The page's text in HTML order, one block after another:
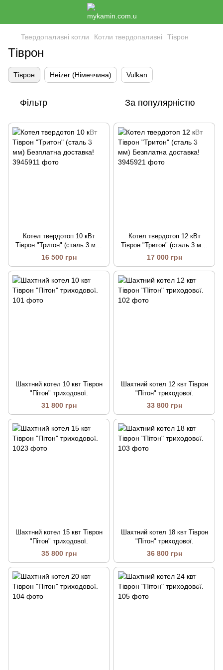
Твердопаливні котли Котли твердопаливні Тіврон
Тіврон
Тіврон Heizer (Німеччина) Vulkan
Фільтр За популярністю
Котел твердотоп 10 кВт
Тіврон "Тритон" (сталь 3 мм)
Безплатна доставка!
16 500 грн
Котел твердотоп 12 кВт
Тіврон "Тритон" (сталь 3 мм)
Безплатна доставка!
17 000 грн
Шахтний котел 10 квт Тіврон
"Пітон" триходової.
31 800 грн
Шахтний котел 12 квт Тіврон
"Пітон" триходової.
33 800 грн
Шахтний котел 15 квт Тіврон
"Пітон" триходової.
35 800 грн
Шахтний котел 18 квт Тіврон
"Пітон" триходової.
36 800 грн